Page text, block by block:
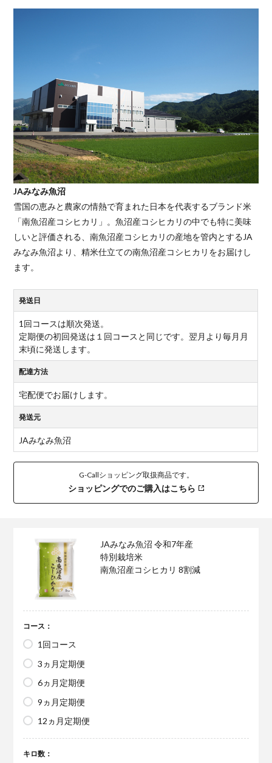
JAみなみ魚沼
雪国の恵みと農家の情熱で育まれた日本を代表するブランド米
「南魚沼産コシヒカリ」。魚沼産コシヒカリの中でも特に美味
しいと評価される、南魚沼産コシヒカリの産地を管内とするJA
みなみ魚沼より、精米仕立ての南魚沼産コシヒカリをお届けし
ます。
発送日
1回コースは順次発送。
定期便の初回発送は１回コースと同じです。翌月より毎月月
末頃に発送します。
配達方法
宅配便でお届けします。
発送元
JAみなみ魚沼
G-Callショッピング取扱商品です。
ショッピングでのご購入はこちら
JAみなみ魚沼 令和7年産
特別栽培米
南魚沼産コシヒカリ 8割減
コース：
1回コース
3ヵ月定期便
6ヵ月定期便
9ヵ月定期便
12ヵ月定期便
キロ数：